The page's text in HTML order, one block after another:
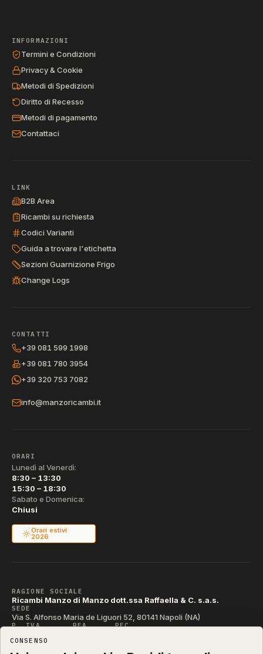
INFORMAZIONI
Termini e Condizioni
Privacy & Cookie
Metodi di Spedizioni
Diritto di Recesso
Metodi di pagamento
Contattaci
LINK
B2B Area
Ricambi su richiesta
Codici Varianti
Guida a trovare l'etichetta
Sezioni Guarnizione Frigo
Change Logs
CONTATTI
+39 081 599 1998
+39 081 780 3954
+39 320 753 7082
info@manzoricambi.it
ORARI
Lunedì al Venerdì:
8:30 – 13:30
15:30 – 18:30
Sabato e Domenica:
Chiusi
Orari estivi
2026
RAGIONE SOCIALE
Ricambi Manzo di Manzo dott.ssa Raffaella & C. s.a.s.
SEDE
Via S. Alfonso Maria de Liguori 52, 80141 Napoli (NA)
P. IVA REA PEC
CODICE SDI
T04ZHR3
CONSENSO